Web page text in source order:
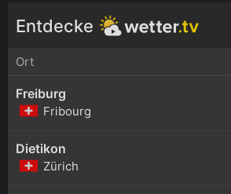
Entdecke
Ort
Freiburg
Fribourg
Dietikon
Zürich